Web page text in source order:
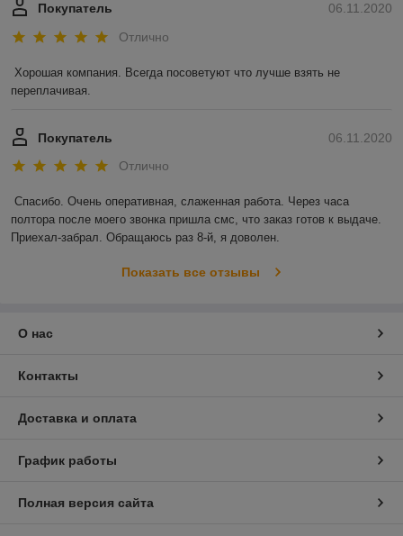
06.11.2020
Покупатель
Отлично
Хорошая компания. Всегда посоветуют что лучше взять не
переплачивая.
06.11.2020
Покупатель
Отлично
Спасибо. Очень оперативная, слаженная работа. Через часа
полтора после моего звонка пришла смс, что заказ готов к выдаче.
Приехал-забрал. Обращаюсь раз 8-й, я доволен.
Показать все отзывы
О нас
Контакты
Доставка и оплата
График работы
Полная версия сайта